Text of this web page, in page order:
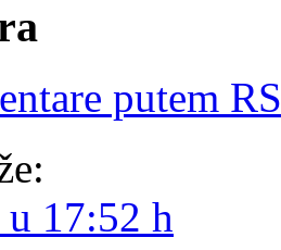
putem
17:52 h